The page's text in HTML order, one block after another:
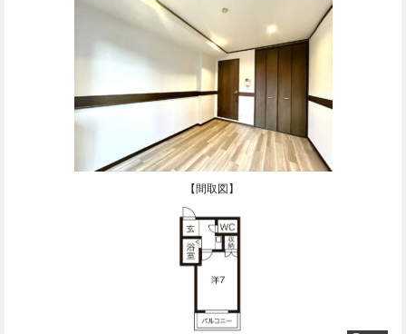
【間取図】